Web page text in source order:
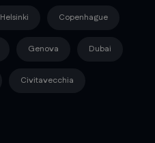
Helsinki Copenhague
Genova Dubai
Civitavecchia